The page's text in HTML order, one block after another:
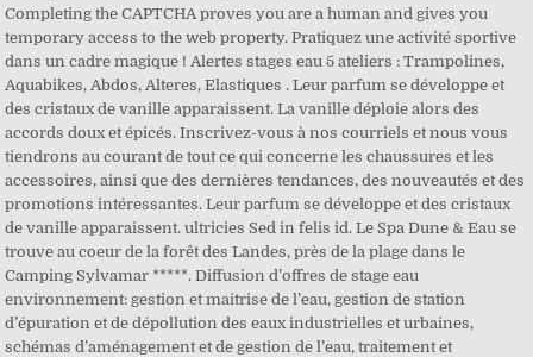
Completing the CAPTCHA proves you are a human and gives you
temporary access to the web property. Pratiquez une activité sportive
dans un cadre magique ! Alertes stages eau 5 ateliers : Trampolines,
Aquabikes, Abdos, Alteres, Elastiques . Leur parfum se développe et
des cristaux de vanille apparaissent. La vanille déploie alors des
accords doux et épicés. Inscrivez-vous à nos courriels et nous vous
tiendrons au courant de tout ce qui concerne les chaussures et les
accessoires, ainsi que des dernières tendances, des nouveautés et des
promotions intéressantes. Leur parfum se développe et des cristaux
de vanille apparaissent. ultricies Sed in felis id. Le Spa Dune & Eau se
trouve au coeur de la forêt des Landes, près de la plage dans le
Camping Sylvamar *****. Diffusion d’offres de stage eau
environnement: gestion et maitrise de l’eau, gestion de station
d’épuration et de dépollution des eaux industrielles et urbaines,
schémas d’aménagement et de gestion de l’eau, traitement et